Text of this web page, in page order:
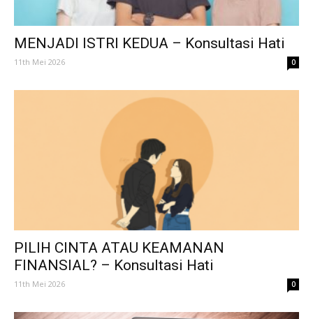
MENJADI ISTRI KEDUA – Konsultasi Hati
11th Mei 2026 0
PILIH CINTA ATAU KEAMANAN
FINANSIAL? – Konsultasi Hati
11th Mei 2026 0